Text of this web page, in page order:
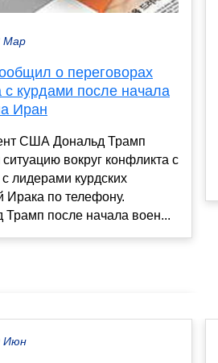
Мар
о переговорах
с курдами после начала
Иран
США Дональд Трамп
ситуацию вокруг конфликта с
лидерами курдских
Ирака по телефону.
Трамп после начала воен...
Июн